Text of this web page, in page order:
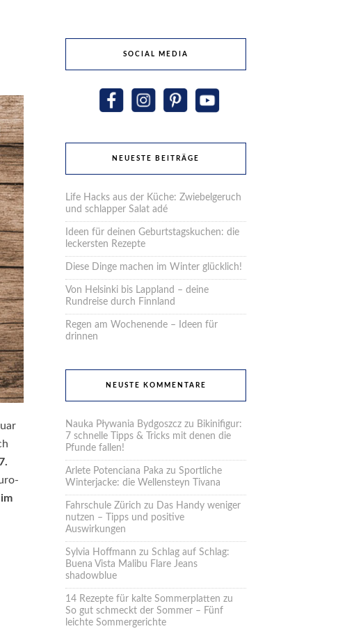
SOCIAL MEDIA
NEUESTE BEITRÄGE
Life Hacks aus der Küche: Zwiebelgeruch
und schlapper Salat adé
Ideen für deinen Geburtstagskuchen: die
leckersten Rezepte
Diese Dinge machen im Winter glücklich!
Von Helsinki bis Lappland – deine
Rundreise durch Finnland
Regen am Wochenende – Ideen für
drinnen
NEUSTE KOMMENTARE
Nauka Pływania Bydgoszcz zu Bikinifigur:
7 schnelle Tipps & Tricks mit denen die
Pfunde fallen!
Arlete Potenciana Paka zu Sportliche
Winterjacke: die Wellensteyn Tivana
Fahrschule Zürich zu Das Handy weniger
nutzen – Tipps und positive
Auswirkungen
Sylvia Hoffmann zu Schlag auf Schlag:
Buena Vista Malibu Flare Jeans
shadowblue
14 Rezepte für kalte Sommerplatten zu
So gut schmeckt der Sommer – Fünf
leichte Sommergerichte